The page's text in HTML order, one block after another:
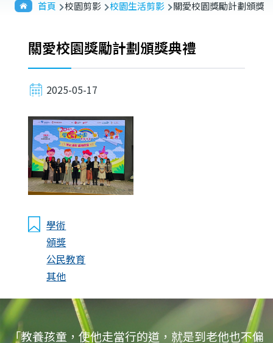
首頁 校園剪影 校園生活剪影 關愛校園獎勵計劃頒獎
關愛校園獎勵計劃頒獎典禮
2025-05-17
學術
頒獎
公民教育
其他
「教養孩童，使他走當行的道，就是到老他也不偏